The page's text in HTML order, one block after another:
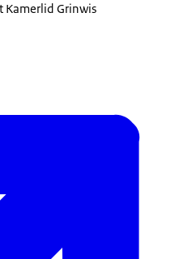
Kamerlid Grinwis